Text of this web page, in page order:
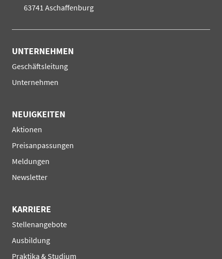
63741 Aschaffenburg
UNTERNEHMEN
Navigation
überspringen
Geschäftsleitung
Unternehmen
NEUIGKEITEN
Navigation
überspringen
Aktionen
Preisanpassungen
Meldungen
Newsletter
KARRIERE
Navigation
überspringen
Stellenangebote
Ausbildung
Praktika & Studium